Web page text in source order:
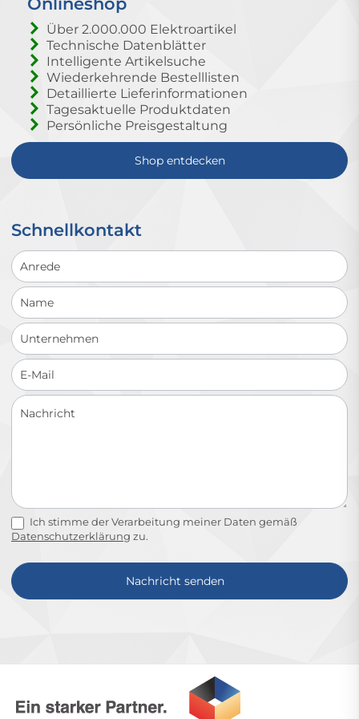
Über 2.000.000 Elektroartikel
Technische Datenblätter
Intelligente Artikelsuche
Wiederkehrende Bestelllisten
Detaillierte Lieferinformationen
Tagesaktuelle Produktdaten
Persönliche Preisgestaltung
Shop entdecken
Schnellkontakt
Schnellkontakt
Ich stimme der Verarbeitung meiner Daten gemäß
Datenschutzerklärung zu.
Nachricht senden